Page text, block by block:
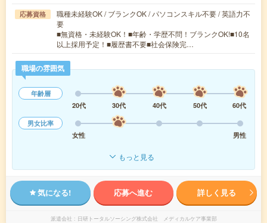
応募資格
職種未経験OK / ブランクOK / パソコンスキル不要 / 英語力不
要
■無資格・未経験OK！■年齢・学歴不問！ブランクOK!■10名
以上採用予定！■履歴書不要■社会保険完…
職場の雰囲気
年齢層
20代
30代 40代 50代
60代
男女比率
女性
男性
もっと見る
気になる! 応募へ進む 詳しく見る
派遣会社 日研トータルソーシング株式会社 メディカルケア事業部